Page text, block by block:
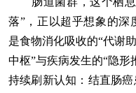
落”，正以超乎想象的
是食物消化吸收的“代谢
中枢”与疾病发生的“隐
持续刷新认知：结直肠